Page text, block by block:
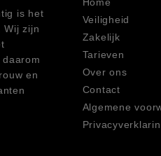
is het
Wij zijn
en
Home
Veiligheid
Zakelijk
Tarieven
Over ons
Contact
Algemene